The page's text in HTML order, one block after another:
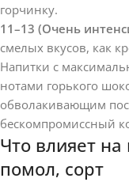
горчинку.
11–13 (Очень
смелых вкусов, как
Напитки с
нотами горького
обволакивающим
бескомпромиссный
Что влияет
помол, сорт